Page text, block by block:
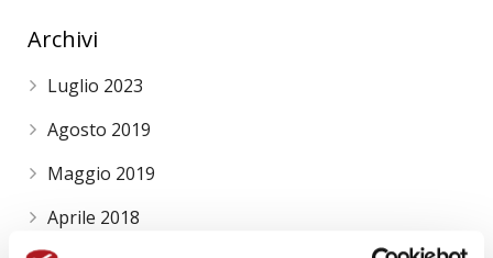
Archivi
Luglio 2023
Agosto 2019
Maggio 2019
Aprile 2018